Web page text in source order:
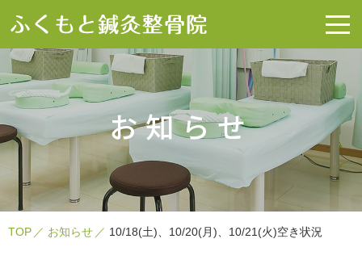
お知らせ
TOP お知らせ 10/18(土)、10/20(月)、10/21(火)空き状況